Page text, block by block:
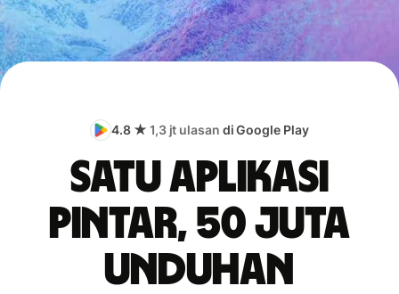
4.8 ★ 1,3 jt ulasan di Google Play
Satu aplikasi
pintar, 50 juta
unduhan